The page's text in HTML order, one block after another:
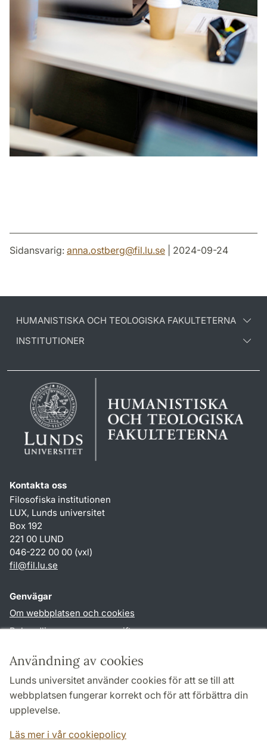
Användning av cookies
Lunds universitet använder cookies för att se till att
webbplatsen fungerar korrekt och för att förbättra din
upplevelse.
Läs mer i vår cookiepolicy
Sidansvarig: anna.ostberg@fil.lu.se | 2024-09-24
HUMANISTISKA OCH TEOLOGISKA FAKULTETERNA
INSTITUTIONER
Kontakta oss
Filosofiska institutionen
LUX, Lunds universitet
Box 192
221 00 LUND
046-222 00 00 (vxl)
fil@fil.lu.se
Genvägar
Om webbplatsen och cookies
Behandling av personuppgifter
TYPO3-login
Följ oss i sociala medier